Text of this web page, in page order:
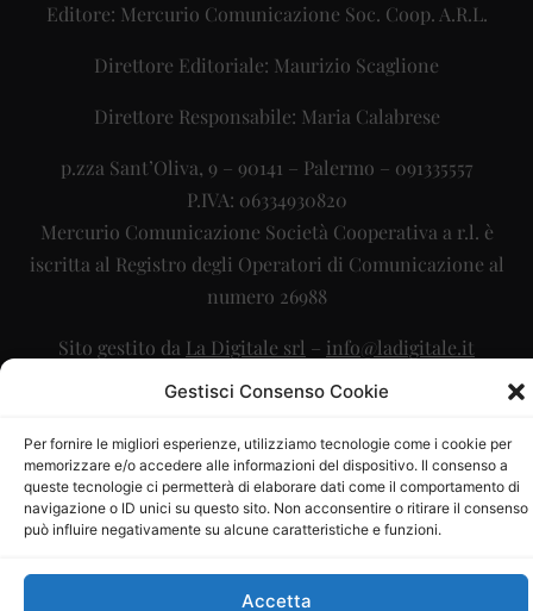
Gestisci Consenso Cookie
Per fornire le migliori esperienze, utilizziamo tecnologie come i cookie per
memorizzare e/o accedere alle informazioni del dispositivo. Il consenso a
queste tecnologie ci permetterà di elaborare dati come il comportamento di
navigazione o ID unici su questo sito. Non acconsentire o ritirare il consenso
può influire negativamente su alcune caratteristiche e funzioni.
Accetta
Editore: Mercurio Comunicazione Soc. Coop. A.R.L.
Direttore Editoriale: Maurizio Scaglione
Direttore Responsabile: Maria Calabrese
p.zza Sant’Oliva, 9 – 90141 – Palermo – 091335557
P.IVA: 06334930820
Mercurio Comunicazione Società Cooperativa a r.l. è
iscritta al Registro degli Operatori di Comunicazione al
numero 26988
Sito gestito da La Digitale srl – info@ladigitale.it